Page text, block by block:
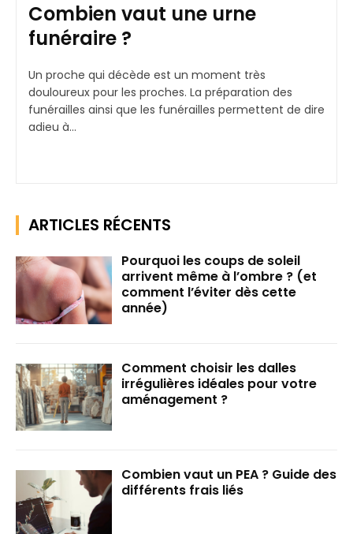
Combien vaut une urne
funéraire ?
Un proche qui décède est un moment très
douloureux pour les proches. La préparation des
funérailles ainsi que les funérailles permettent de dire
adieu à...
ARTICLES RÉCENTS
Pourquoi les coups de soleil
arrivent même à l’ombre ? (et
comment l’éviter dès cette
année)
Comment choisir les dalles
irrégulières idéales pour votre
aménagement ?
Combien vaut un PEA ? Guide des
différents frais liés